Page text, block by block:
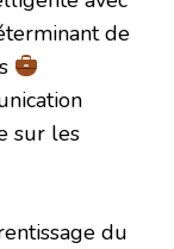
de
sur les
du